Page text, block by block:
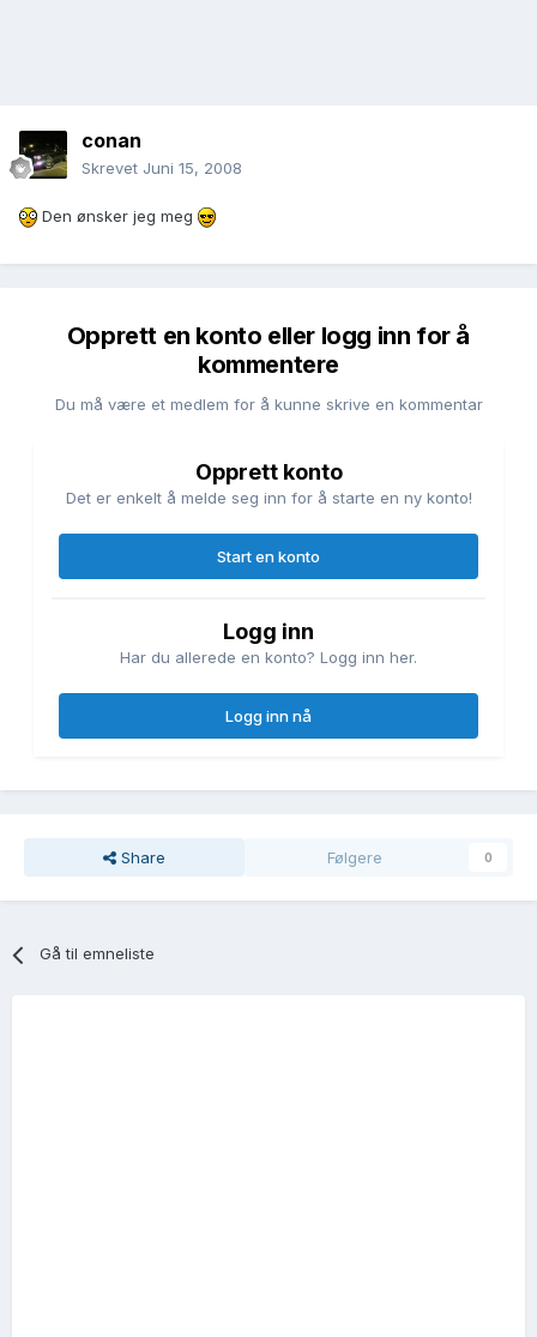
conan
Skrevet Juni 15, 2008
Den ønsker jeg meg
Opprett en konto eller logg inn for å
kommentere
Du må være et medlem for å kunne skrive en kommentar
Opprett konto
Det er enkelt å melde seg inn for å starte en ny konto!
Start en konto
Logg inn
Har du allerede en konto? Logg inn her.
Logg inn nå
Share Følgere 0
Gå til emneliste